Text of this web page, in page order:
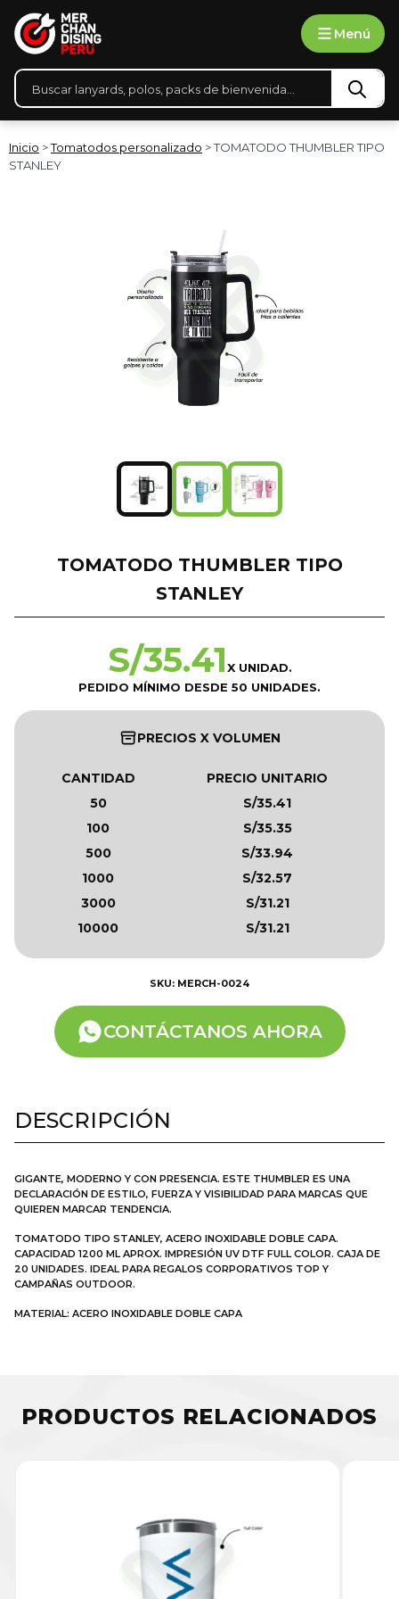
Menú
Búsqueda
Inicio >Tomatodos personalizado > TOMATODO THUMBLER TIPO
STANLEY
TOMATODO THUMBLER TIPO
STANLEY
S/35.41X UNIDAD.
PEDIDO MÍNIMO DESDE 50 UNIDADES.
PRECIOS X VOLUMEN
CANTIDAD
PRECIO UNITARIO
50
S/35.41
100
S/35.35
500
S/33.94
1000
S/32.57
3000
S/31.21
10000
S/31.21
SKU: MERCH-0024
CONTÁCTANOS AHORA
DESCRIPCIÓN
GIGANTE, MODERNO Y CON PRESENCIA. ESTE THUMBLER ES UNA
DECLARACIÓN DE ESTILO, FUERZA Y VISIBILIDAD PARA MARCAS QUE
QUIEREN MARCAR TENDENCIA.
TOMATODO TIPO STANLEY, ACERO INOXIDABLE DOBLE CAPA.
CAPACIDAD 1200 ML APROX. IMPRESIÓN UV DTF FULL COLOR. CAJA DE
20 UNIDADES. IDEAL PARA REGALOS CORPORATIVOS TOP Y
CAMPAÑAS OUTDOOR.
MATERIAL: ACERO INOXIDABLE DOBLE CAPA
PRODUCTOS RELACIONADOS